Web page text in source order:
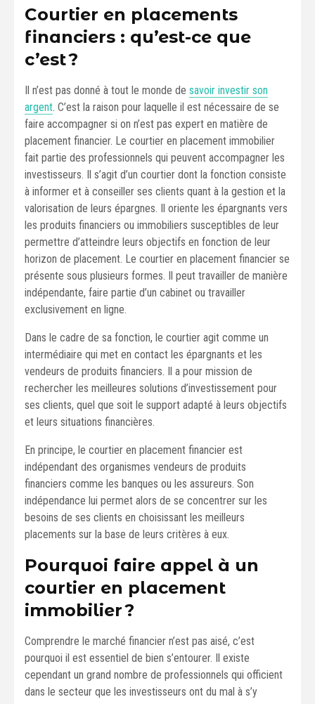
Courtier en placements
financiers : qu’est-ce que
c’est ?
Il n’est pas donné à tout le monde de savoir investir son
argent . C’est la raison pour laquelle il est nécessaire de se
faire accompagner si on n’est pas expert en matière de
placement financier. Le courtier en placement immobilier
fait partie des professionnels qui peuvent accompagner les
investisseurs. Il s’agit d’un courtier dont la fonction consiste
à informer et à conseiller ses clients quant à la gestion et la
valorisation de leurs épargnes. Il oriente les épargnants vers
les produits financiers ou immobiliers susceptibles de leur
permettre d’atteindre leurs objectifs en fonction de leur
horizon de placement. Le courtier en placement financier se
présente sous plusieurs formes. Il peut travailler de manière
indépendante, faire partie d’un cabinet ou travailler
exclusivement en ligne.
Dans le cadre de sa fonction, le courtier agit comme un
intermédiaire qui met en contact les épargnants et les
vendeurs de produits financiers. Il a pour mission de
rechercher les meilleures solutions d’investissement pour
ses clients, quel que soit le support adapté à leurs objectifs
et leurs situations financières.
En principe, le courtier en placement financier est
indépendant des organismes vendeurs de produits
financiers comme les banques ou les assureurs. Son
indépendance lui permet alors de se concentrer sur les
besoins de ses clients en choisissant les meilleurs
placements sur la base de leurs critères à eux.
Pourquoi faire appel à un
courtier en placement
immobilier ?
Comprendre le marché financier n’est pas aisé, c’est
pourquoi il est essentiel de bien s’entourer. Il existe
cependant un grand nombre de professionnels qui officient
dans le secteur que les investisseurs ont du mal à s’y